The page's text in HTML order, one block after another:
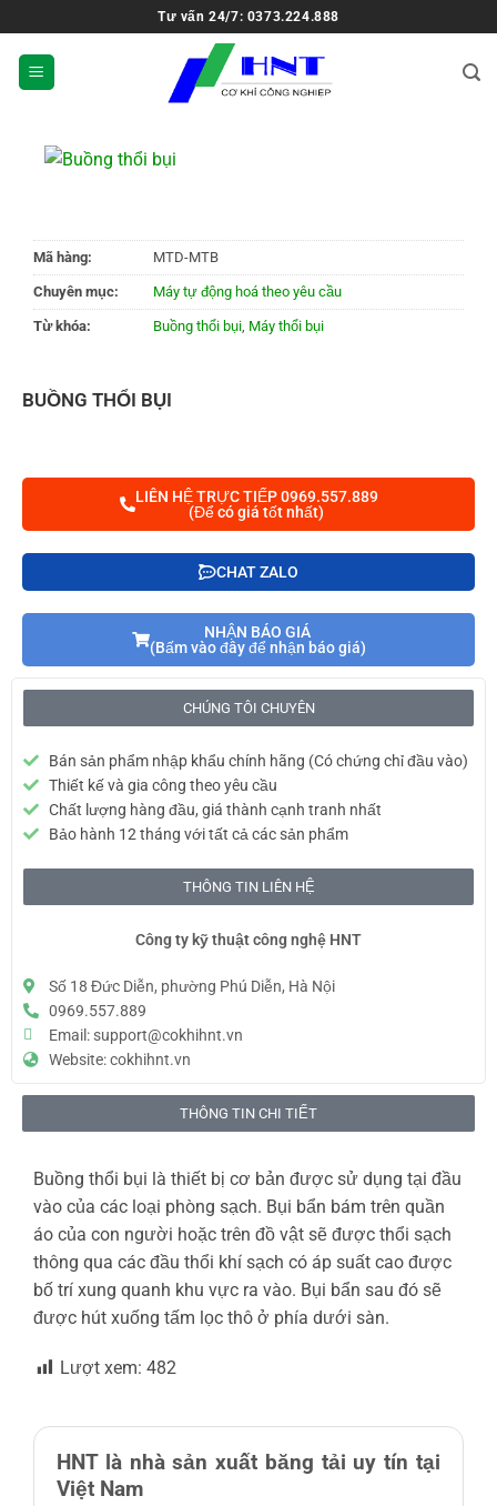
Tư vấn 24/7: 0373.224.888
Mã hàng: MTD-MTB
Chuyên mục: Máy tự động hoá theo yêu cầu
Từ khóa: Buồng thổi bụi Máy thổi bụi
BUỒNG THỔI BỤI
LIÊN HỆ TRỰC TIẾP 0969.557.889
(Để có giá tốt nhất)
CHAT ZALO
NHẬN BÁO GIÁ
(Bấm vào đây để nhận báo giá)
CHÚNG TÔI CHUYÊN
Bán sản phẩm nhập khẩu chính hãng (Có chứng chỉ đầu vào)
Thiết kế và gia công theo yêu cầu
Chất lượng hàng đầu, giá thành cạnh tranh nhất
Bảo hành 12 tháng với tất cả các sản phẩm
THÔNG TIN LIÊN HỆ
Công ty kỹ thuật công nghệ HNT
Số 18 Đức Diễn, phường Phú Diễn, Hà Nội
0969.557.889
Email: support@cokhihnt.vn
Website: cokhihnt.vn
THÔNG TIN CHI TIẾT
Buồng thổi bụi là thiết bị cơ bản được sử dụng tại đầu
vào của các loại phòng sạch. Bụi bẩn bám trên quần
áo của con người hoặc trên đồ vật sẽ được thổi sạch
thông qua các đầu thổi khí sạch có áp suất cao được
bố trí xung quanh khu vực ra vào. Bụi bẩn sau đó sẽ
được hút xuống tấm lọc thô ở phía dưới sàn.
Lượt xem: 482
HNT là nhà sản xuất băng tải uy tín tại
Việt Nam